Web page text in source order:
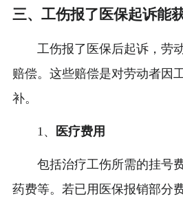
三、工伤报了医保起诉能
工伤报了医保后起诉，劳
赔偿。这些赔偿是对劳动者因
补。
1、 医疗费用
包括治疗工伤所需的挂号
药费等。若已用医保报销部分